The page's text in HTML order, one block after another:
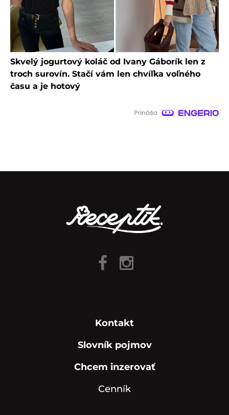
Skvelý jogurtový koláč od Ivany Gáborík len z
troch surovín. Stačí vám len chvíľka voľného
času a je hotový
Kontakt
Slovník pojmov
Chcem inzerovať
Cenník